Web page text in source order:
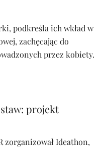
podkreśla ich wkład w
zachęcając do
przez kobiety.
projekt
zorganizował Ideathon,